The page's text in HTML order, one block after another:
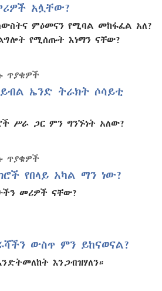
አሏቸው?
ምዕመናን የሚባል መከፋፈል አለ?
የሚሰጡት እነማን ናቸው?
ጥያቄዎች
ኤንድ ትራክት ሶሳይቲ
ሥራ ጋር ምን ግንኙነት አለው?
ጥያቄዎች
የበላይ አካል ማን ነው?
መሪዎች ናቸው?
ውስጥ ምን ይከናወናል?
እንጋብዝሃለን።